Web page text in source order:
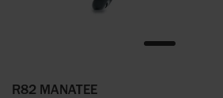
R82 MANATEE